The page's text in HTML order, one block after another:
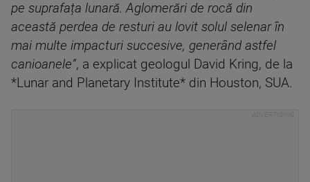
pe suprafața lunară. Aglomerări de rocă din
această perdea de resturi au lovit solul selenar în
mai multe impacturi succesive, generând astfel
canioanele”, a explicat geologul David Kring, de la
*Lunar and Planetary Institute* din Houston, SUA.